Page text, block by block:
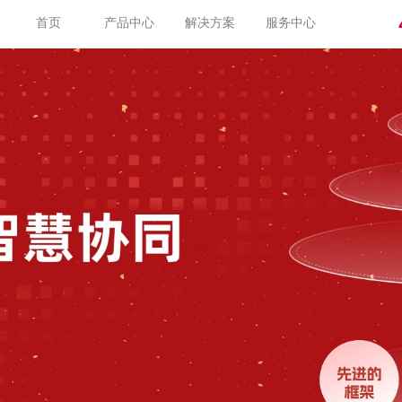
首页 产品中心 解决方案 服务中心